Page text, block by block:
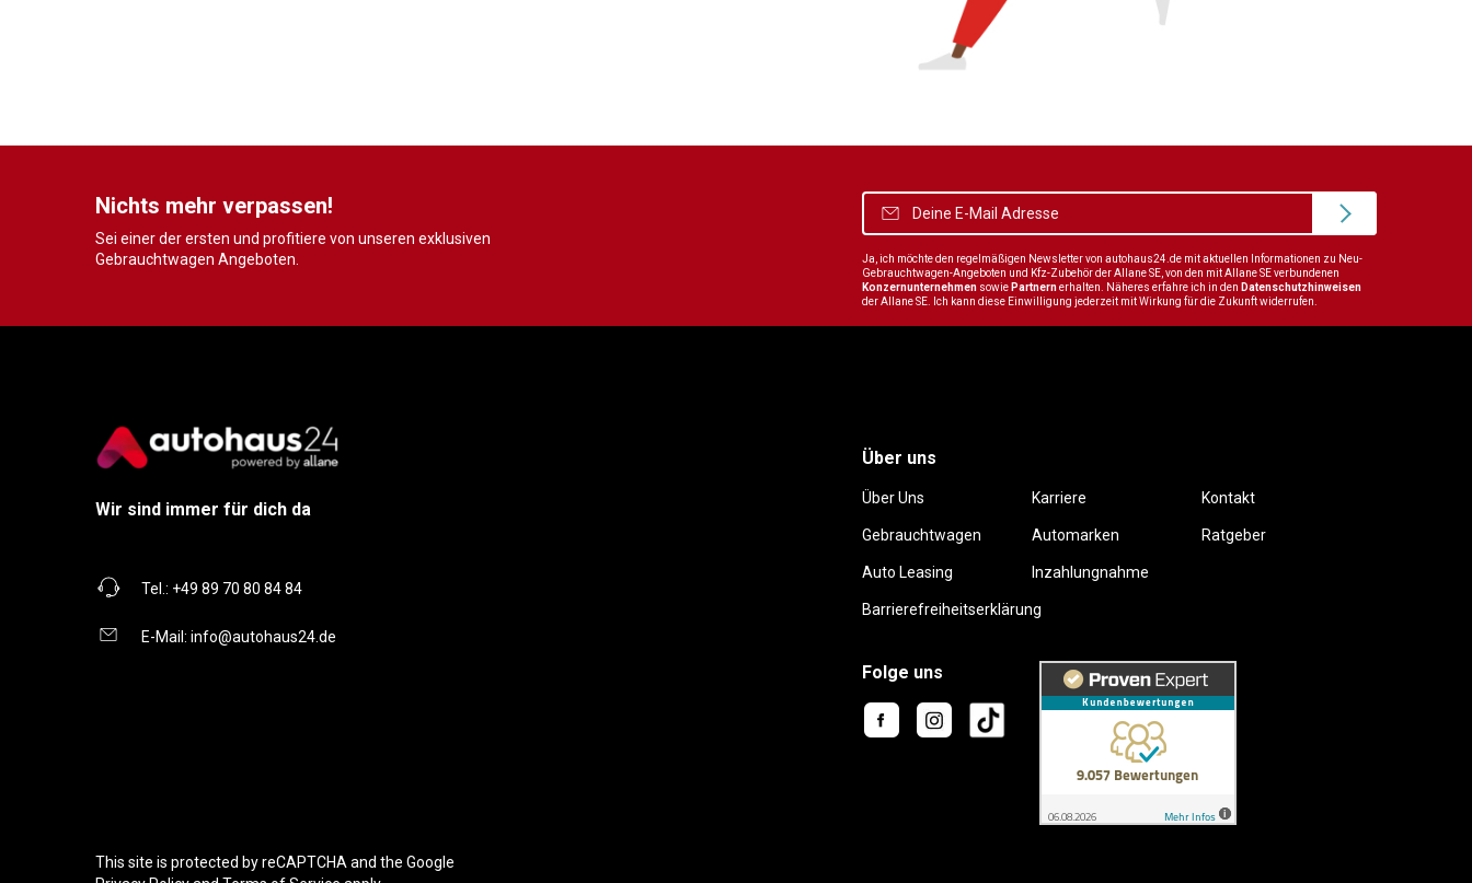
Nichts mehr verpassen!
Sei einer der ersten und profitiere von unseren exklusiven
Gebrauchtwagen Angeboten.
Ja, ich möchte den regelmäßigen Newsletter von autohaus24.de mit aktuellen Informationen zu Neu-
Gebrauchtwagen-Angeboten und Kfz-Zubehör der Allane SE, von den mit Allane SE verbundenen
Konzernunternehmen sowie Partnernerhalten. Näheres erfahre ich in den Datenschutzhinweisen
der Allane SE. Ich kann diese Einwilligung jederzeit mit Wirkung für die Zukunft widerrufen.
Wir sind immer für dich da
Tel.: +49 89 70 80 84 84
E-Mail: info@autohaus24.de
Über uns
Über Uns Karriere Kontakt
Gebrauchtwagen Automarken Ratgeber
Auto Leasing Inzahlungnahme
Barrierefreiheitserklärung
Folge uns
This site is protected by reCAPTCHA and the Google